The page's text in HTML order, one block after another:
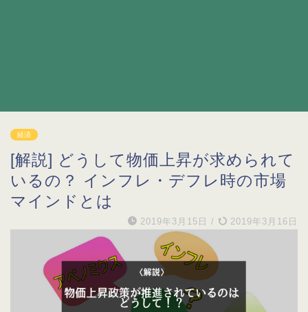
経済
[解説] どうして物価上昇が求められて
いるの？ インフレ・デフレ時の市場
マインドとは
2019年3月15日 / 2019年3月16日